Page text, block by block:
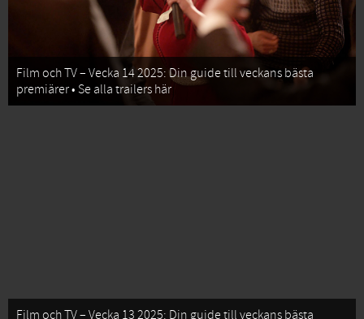
Film och TV – Vecka 14 2025: Din guide till veckans bästa
premiärer • Se alla trailers här
Film och TV – Vecka 13 2025: Din guide till veckans bästa